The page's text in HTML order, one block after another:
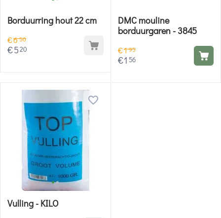
Borduurring hout 22 cm
€650
€520
DMC mouline
borduurgaren - 3845
€195
€1 56
Vulling - KILO